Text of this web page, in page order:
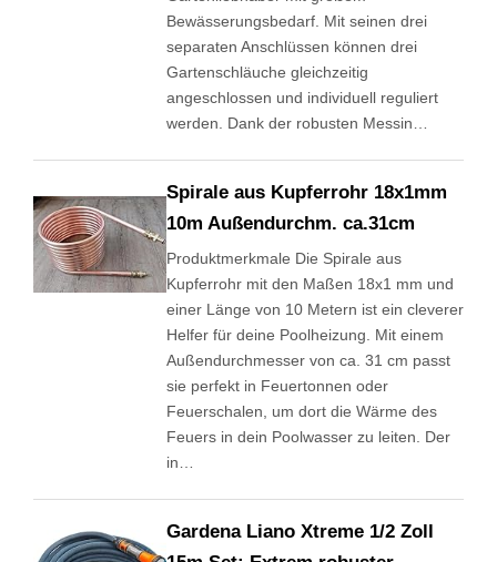
Bewässerungsbedarf. Mit seinen drei
separaten Anschlüssen können drei
Gartenschläuche gleichzeitig
angeschlossen und individuell reguliert
werden. Dank der robusten Messin…
Spirale aus Kupferrohr 18x1mm
10m Außendurchm. ca.31cm
Produktmerkmale Die Spirale aus
Kupferrohr mit den Maßen 18x1 mm und
einer Länge von 10 Metern ist ein cleverer
Helfer für deine Poolheizung. Mit einem
Außendurchmesser von ca. 31 cm passt
sie perfekt in Feuertonnen oder
Feuerschalen, um dort die Wärme des
Feuers in dein Poolwasser zu leiten. Der
in…
Gardena Liano Xtreme 1/2 Zoll